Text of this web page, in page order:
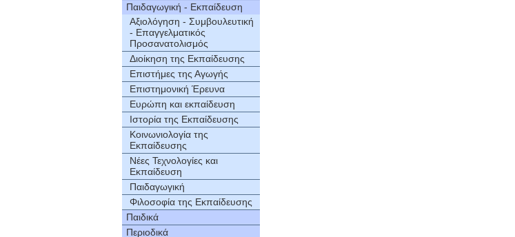
Παιδαγωγική - Εκπαίδευση
Αξιολόγηση - Συμβουλευτική
- Επαγγελματικός
Προσανατολισμός
Διοίκηση της Εκπαίδευσης
Επιστήμες της Αγωγής
Επιστημονική Έρευνα
Ευρώπη και εκπαίδευση
Ιστορία της Εκπαίδευσης
Κοινωνιολογία της
Εκπαίδευσης
Νέες Τεχνολογίες και
Εκπαίδευση
Παιδαγωγική
Φιλοσοφία της Εκπαίδευσης
Παιδικά
Περιοδικά